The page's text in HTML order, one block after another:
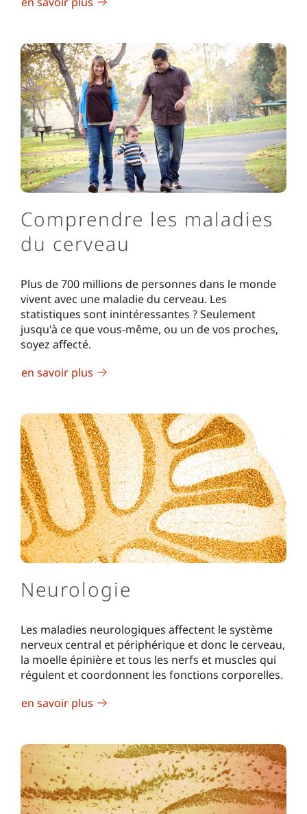
Comprendre les maladies
du cerveau
Plus de 700 millions de personnes dans le monde
vivent avec une maladie du cerveau. Les
statistiques sont inintéressantes ? Seulement
jusqu'à ce que vous-même, ou un de vos proches,
soyez affecté.
en savoir plus
Neurologie
Les maladies neurologiques affectent le système
nerveux central et périphérique et donc le cerveau,
la moelle épinière et tous les nerfs et muscles qui
régulent et coordonnent les fonctions corporelles.
en savoir plus